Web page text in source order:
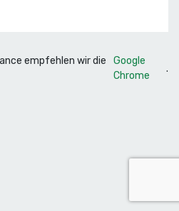
empfehlen wir die
Google
Chrome
.